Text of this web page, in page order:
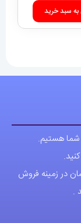
به سبد خرید
شما هستیم.
سابقه درخشان در زمینه فروش
.